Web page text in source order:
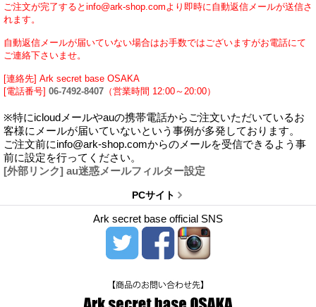
ご注文が完了するとinfo@ark-shop.comより即時に自動返信メールが送信さ
れます。
自動返信メールが届いていない場合はお手数ではございますがお電話にて
ご連絡下さいませ。
[連絡先] Ark secret base OSAKA
[電話番号] 06-7492-8407 （営業時間 12:00～20:00）
※特にicloudメールやauの携帯電話からご注文いただいているお
客様にメールが届いていないという事例が多発しております。
ご注文前にinfo@ark-shop.comからのメールを受信できるよう事
前に設定を行ってください。
[外部リンク] au迷惑メールフィルター設定
PCサイト
Ark secret base official SNS